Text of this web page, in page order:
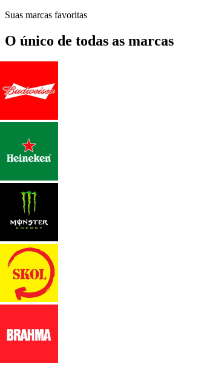
Suas marcas favoritas
O único de todas as marcas